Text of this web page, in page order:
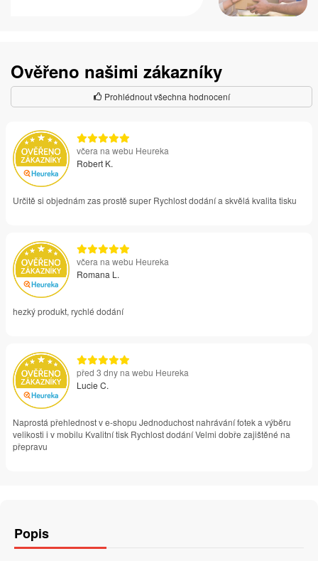
Ověřeno našimi zákazníky
Prohlédnout všechna hodnocení
včera na webu Heureka
Robert K.
Určitě si objednám zas prostě super Rychlost dodání a skvělá kvalita tisku
včera na webu Heureka
Romana L.
hezký produkt, rychlé dodání
před 3 dny na webu Heureka
Lucie C.
Naprostá přehlednost v e-shopu Jednoduchost nahrávání fotek a výběru
velikosti i v mobilu Kvalitní tisk Rychlost dodání Velmi dobře zajištěné na
přepravu
Popis